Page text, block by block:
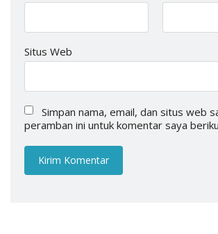
Situs Web
Simpan nama, email, dan situs web
peramban ini untuk komentar saya